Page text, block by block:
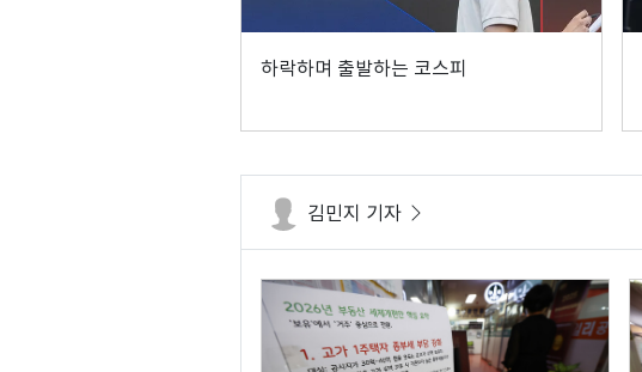
하락하며 출발하는 코스피
김민지 기자